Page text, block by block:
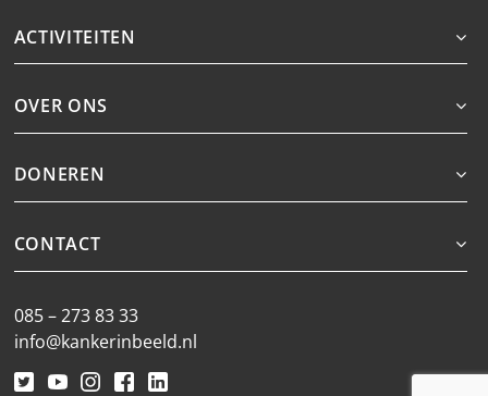
ACTIVITEITEN
OVER ONS
DONEREN
CONTACT
085 – 273 83 33
info@kankerinbeeld.nl